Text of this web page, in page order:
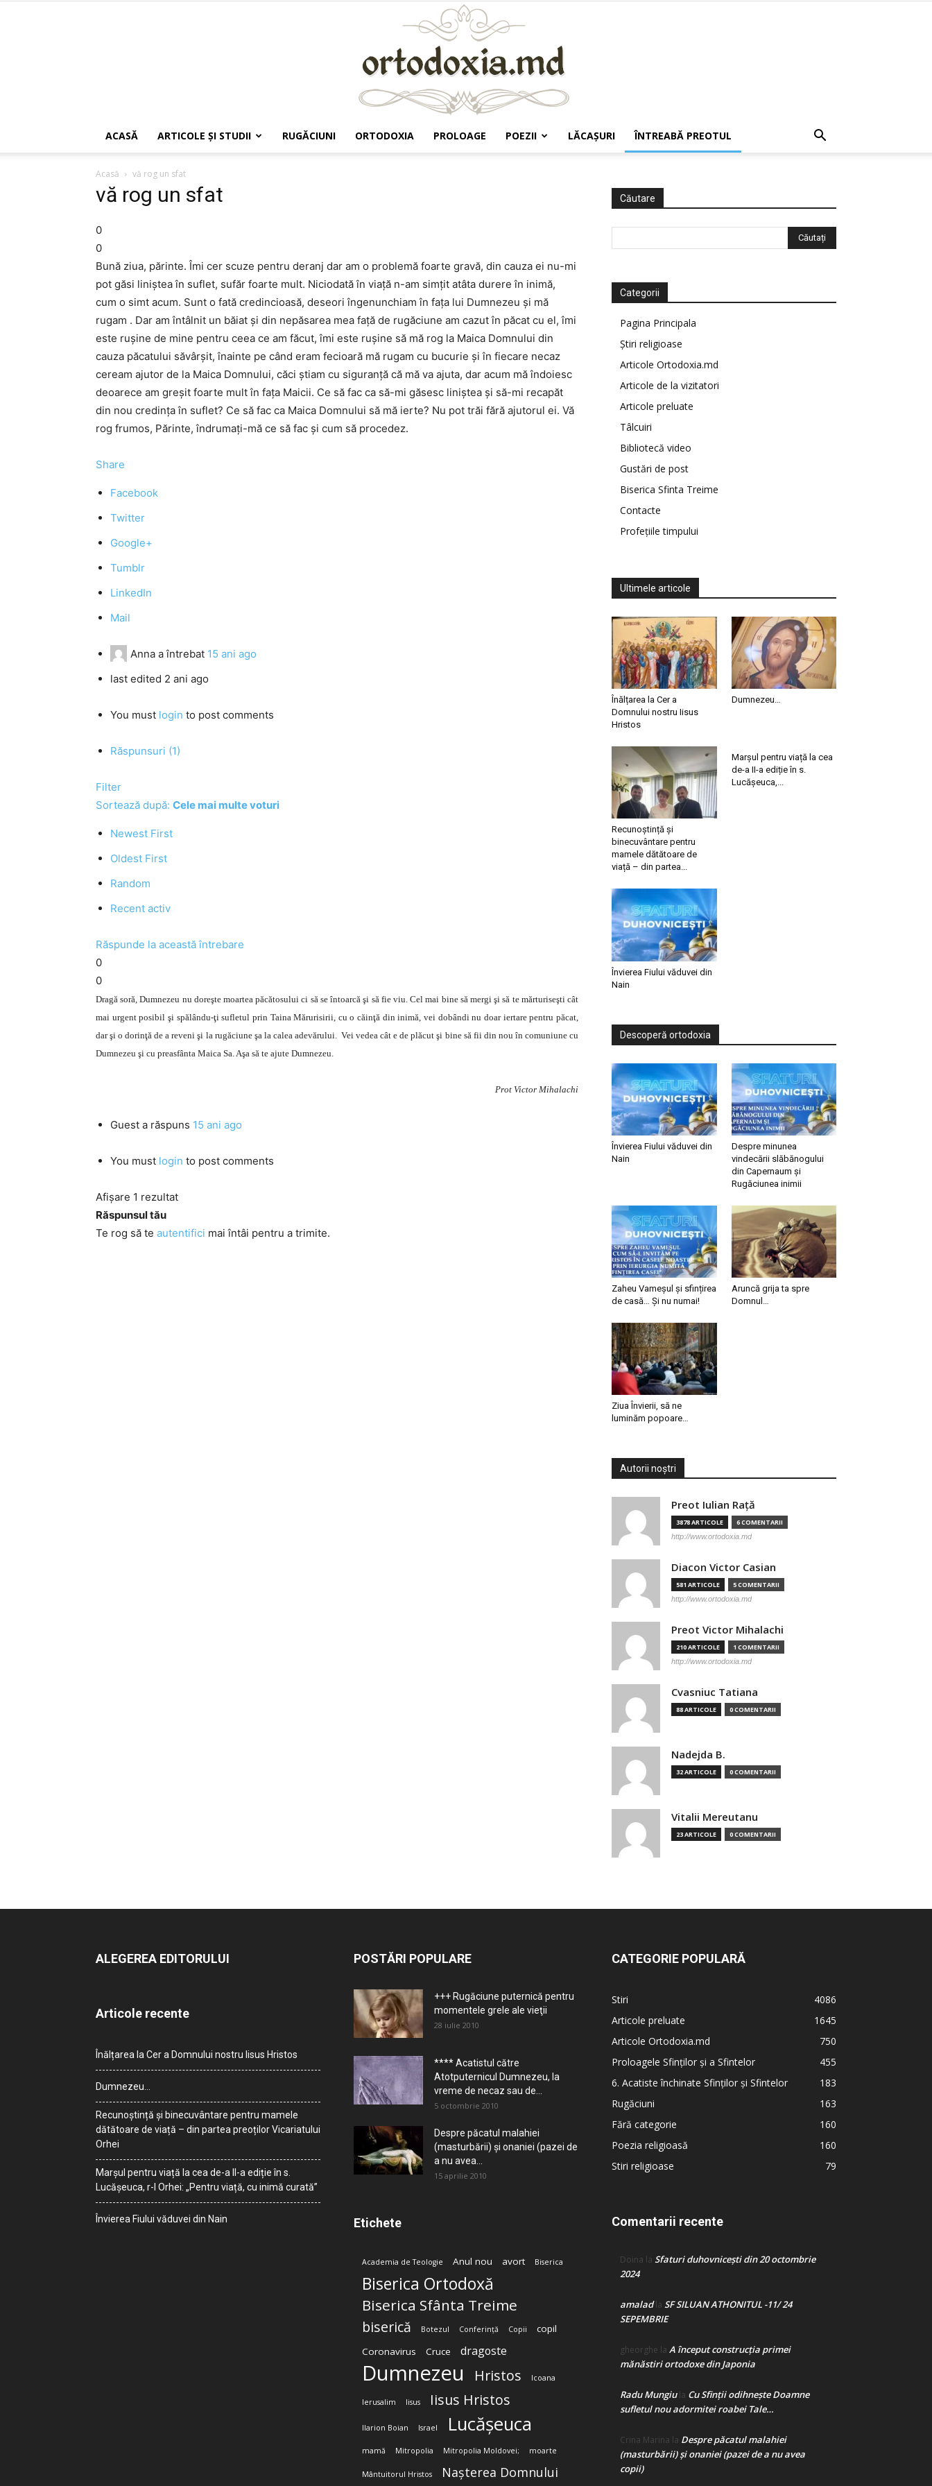
ACASĂ ARTICOLE ŞI STUDII RUGĂCIUNI ORTODOXIA PROLOAGE POEZII LĂCAŞURI ÎNTREABĂ PREOTUL
Acasă vă rog un sfat
vă rog un sfat
0
0
Bună ziua, părinte. Îmi cer scuze pentru deranj dar am o problemă foarte gravă, din cauza ei nu-mi
pot găsi liniştea în suflet, sufăr foarte mult. Niciodată în viaţă n-am simţit atâta durere în inimă,
cum o simt acum. Sunt o fată credincioasă, deseori îngenunchiam în faţa lui Dumnezeu şi mă
rugam . Dar am întâlnit un băiat şi din nepăsarea mea faţă de rugăciune am cazut în păcat cu el, îmi
este ruşine de mine pentru ceea ce am făcut, îmi este ruşine să mă rog la Maica Domnului din
cauza păcatului săvârşit, înainte pe când eram fecioară mă rugam cu bucurie şi în fiecare necaz
ceream ajutor de la Maica Domnului, căci ştiam cu siguranţă că mă va ajuta, dar acum mă îndoiesc
deoarece am greşit foarte mult în faţa Maicii. Ce să fac ca să-mi găsesc liniştea şi să-mi recapăt
din nou credinţa în suflet? Ce să fac ca Maica Domnului să mă ierte? Nu pot trăi fără ajutorul ei. Vă
rog frumos, Părinte, îndrumaţi-mă ce să fac şi cum să procedez.
Share
Facebook
Twitter
Google+
Tumblr
LinkedIn
Mail
Anna a întrebat 15 ani ago
last edited 2 ani ago
You must login to post comments
Răspunsuri (1)
Filter
Sortează după: Cele mai multe voturi
Newest First
Oldest First
Random
Recent activ
Răspunde la această întrebare
0
0
Dragă soră, Dumnezeu nu doreşte moartea păcătosului ci să se întoarcă şi să fie viu. Cel mai bine să mergi şi să te mărturiseşti cât
mai urgent posibil şi spălându-ţi sufletul prin Taina Mărurisirii, cu o căinţă din inimă, vei dobândi nu doar iertare pentru păcat,
dar şi o dorinţă de a reveni şi la rugăciune şa la calea adevărului. Vei vedea cât e de plăcut şi bine să fii din nou în comuniune cu
Dumnezeu şi cu preasfânta Maica Sa. Aşa să te ajute Dumnezeu.
Prot Victor Mihalachi
Guest a răspuns 15 ani ago
You must login to post comments
Afișare 1 rezultat
Răspunsul tău
Te rog să te autentifici mai întâi pentru a trimite.
Căutare
Categorii
Pagina Principala
Știri religioase
Articole Ortodoxia.md
Articole de la vizitatori
Articole preluate
Tâlcuiri
Bibliotecă video
Gustări de post
Biserica Sfinta Treime
Contacte
Profețiile timpului
Ultimele articole
Înălțarea la Cer a
Domnului nostru Iisus
Hristos
Dumnezeu…
Recunoștință și
binecuvântare pentru
mamele dătătoare de
viață – din partea...
Marșul pentru viață la cea
de-a II-a ediție în s.
Lucășeuca,...
Învierea Fiului văduvei din
Nain
Descoperă ortodoxia
Învierea Fiului văduvei din
Nain
Despre minunea
vindecării slăbănogului
din Capernaum și
Rugăciunea inimii
Zaheu Vameșul și sfințirea
de casă… Și nu numai!
Aruncă grija ta spre
Domnul…
Ziua Învierii, să ne
luminăm popoare…
Autorii noștri
Preot Iulian Raţă
3878 ARTICOLE 6 COMENTARII
http://www.ortodoxia.md
Diacon Victor Casian
581 ARTICOLE 5 COMENTARII
http://www.ortodoxia.md
Preot Victor Mihalachi
210 ARTICOLE 1 COMENTARII
http://www.ortodoxia.md
Cvasniuc Tatiana
88 ARTICOLE 0 COMENTARII
Nadejda B.
32 ARTICOLE 0 COMENTARII
Vitalii Mereutanu
23 ARTICOLE 0 COMENTARII
ALEGEREA EDITORULUI
Articole recente
Înălțarea la Cer a Domnului nostru Iisus Hristos
Dumnezeu…
Recunoștință și binecuvântare pentru mamele
dătătoare de viață – din partea preoților Vicariatului
Orhei
Marșul pentru viață la cea de-a II-a ediție în s.
Lucășeuca, r-l Orhei: „Pentru viață, cu inimă curată”
Învierea Fiului văduvei din Nain
POSTĂRI POPULARE
+++ Rugăciune puternică pentru
momentele grele ale vieţii
28 iulie 2010
**** Acatistul către
Atotputernicul Dumnezeu, la
vreme de necaz sau de...
5 octombrie 2010
Despre păcatul malahiei
(masturbării) şi onaniei (pazei de
a nu avea...
15 aprilie 2010
Etichete
Academia de Teologie Anul nou avort Biserica
Biserica Ortodoxă
Biserica Sfânta Treime
biserică Botezul Conferință Copii
copil
Coronavirus
Cruce dragoste
Dumnezeu Hristos Icoana
Ierusalim Iisus Iisus Hristos
Ilarion Boian Israel Lucășeuca
mamă Mitropolia Mitropolia Moldovei; moarte
Mântuitorul Hristos Nașterea Domnului
CATEGORIE POPULARĂ
Stiri
4086
Articole preluate
1645
Articole Ortodoxia.md
750
Proloagele Sfinților și a Sfintelor
455
6. Acatiste închinate Sfinților și Sfintelor
183
Rugăciuni
163
Fără categorie
160
Poezia religioasă
160
Stiri religioase
79
Comentarii recente
Doina la Sfaturi duhovnicești din 20 octombrie
2024
amaladla SF SILUAN ATHONITUL -11/ 24
SEPEMBRIE
gheorghe la A început construcţia primei
mănăstiri ortodoxe din Japonia
Radu Mungiula Cu Sfinții odihnește Doamne
sufletul nou adormitei roabei Tale…
Crina Marina la Despre păcatul malahiei
(masturbării) şi onaniei (pazei de a nu avea
copii)